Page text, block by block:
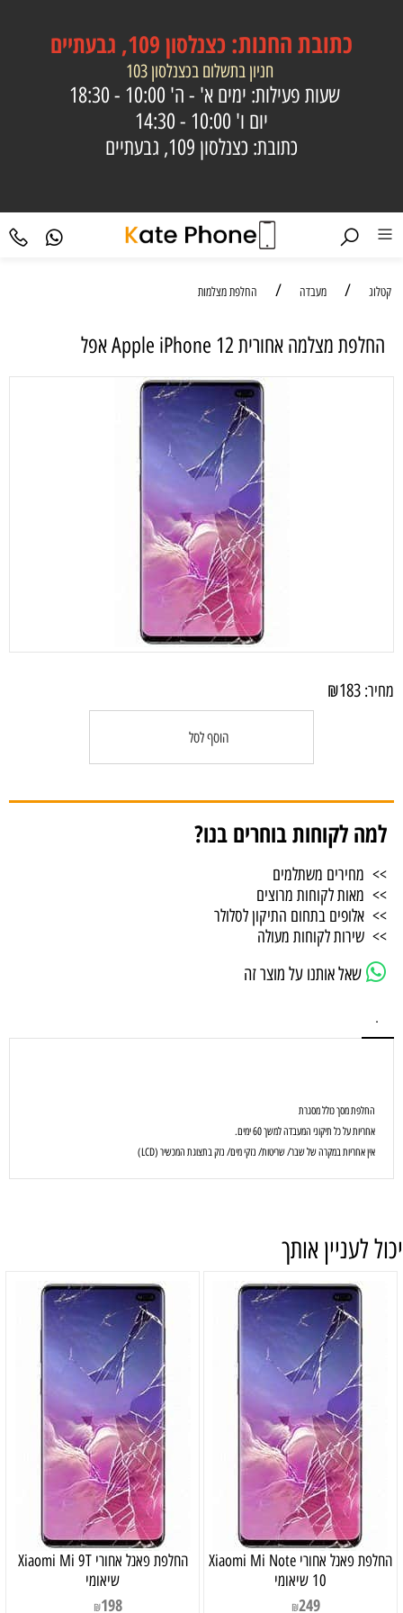
כתובתהחנות: כצנלסון 109, גבעתיים
חניון בתשלום בכצנלסון 103
שעות פעילות: ימים א' - ה' 10:00 - 18:30
יום ו' 10:00 - 14:30
כתובת: כצנלסון 109, גבעתיים
קטלוג / מעבדה / החלפת מצלמות
‏החלפת מצלמה אחורית Apple iPhone 12 אפל
מחיר: ₪183
הוסף לסל
למה לקוחות בוחרים בנו?
>> מחירים משתלמים
>> מאות לקוחות מרוצים
>> אלופים בתחום התיקון לסלולר
>> שירות לקוחות מעולה
שאל אותנו על מוצר זה
.
החלפת מסך כולל מסגרת
אחריות על כל תיקוני המעבדה למשך 60 ימים.
אין אחריות במקרה של שבר/ שריטות/ נזקי מים/ נזק בתצוגת המכשיר (LCD)
יכול לעניין אותך
‏החלפת פאנל אחורי Xiaomi Mi Note
10 שיאומי
₪249
‏החלפת פאנל אחורי Xiaomi Mi 9T
שיאומי
₪198